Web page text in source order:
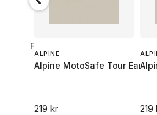
2.0 FLT BLK LG
ALPINE
Alpine MotoSafe Tour
219 kr 219